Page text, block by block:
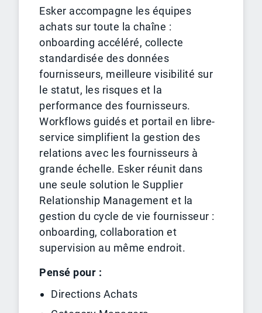
Esker accompagne les équipes
achats sur toute la chaîne :
onboarding accéléré, collecte
standardisée des données
fournisseurs, meilleure visibilité sur
le statut, les risques et la
performance des fournisseurs.
Workflows guidés et portail en libre-
service simplifient la gestion des
relations avec les fournisseurs à
grande échelle. Esker réunit dans
une seule solution le Supplier
Relationship Management et la
gestion du cycle de vie fournisseur :
onboarding, collaboration et
supervision au même endroit.
Pensé pour :
Directions Achats